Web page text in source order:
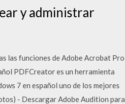
y administrar
las funciones de Adobe Acrobat Pro
PDFCreator es un herramienta
7 en español uno de los mejores
- Descargar Adobe Audition para